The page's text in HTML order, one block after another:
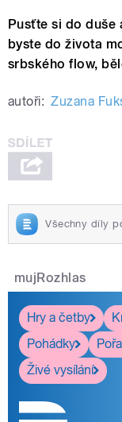
Pusťte si do duše
byste do života
srbského flow,
autoři: Zuzana
Všechny díly
mujRozhlas
Hry a četby
Pohádky
Živé vysílání